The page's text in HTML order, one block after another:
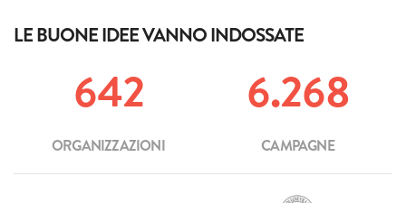
LE BUONE IDEE VANNO INDOSSATE
642
ORGANIZZAZIONI
6.268
CAMPAGNE